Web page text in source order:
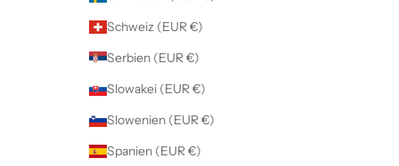
Schweiz (EUR €)
Serbien (EUR €)
Slowakei (EUR €)
Slowenien (EUR €)
Spanien (EUR €)